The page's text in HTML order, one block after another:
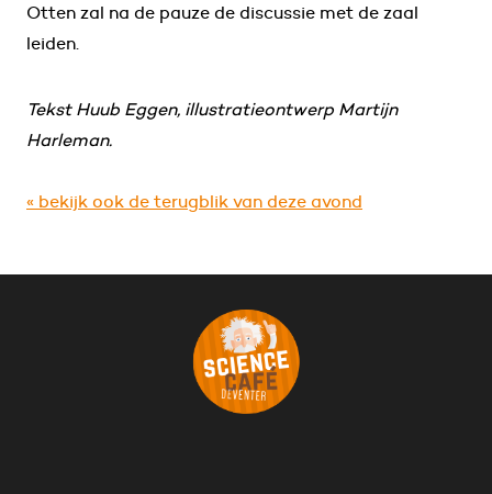
Otten zal na de pauze de discussie met de zaal
leiden.
Tekst Huub Eggen, illustratieontwerp Martijn
Harleman.
« bekijk ook de terugblik van deze avond